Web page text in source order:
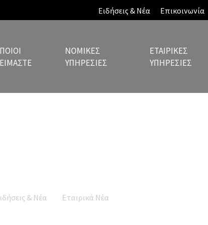
Ειδήσεις & Νέα Επικοινωνία
ΠΟΙΟΙ
ΕΊΜΑΣΤΕ
ΝΟΜΙΚΈΣ
ΥΠΗΡΕΣΊΕΣ
ΕΤΑΙΡΙΚΈΣ
ΥΠΗΡΕΣΊΕΣ
& Νέα Εταιρικά Νέα